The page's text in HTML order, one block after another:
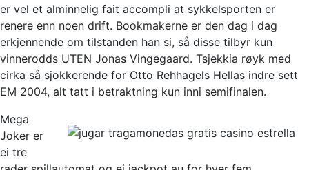
er vel et alminnelig fait accompli at sykkelsporten er
renere enn noen drift. Bookmakerne er den dag i dag
erkjennende om tilstanden han si, så disse tilbyr kun
vinnerodds UTEN Jonas Vingegaard. Tsjekkia røyk med
cirka så sjokkerende for Otto Rehhagels Hellas indre sett
EM 2004, alt tatt i betraktning kun inni semifinalen.
Mega
Joker er
ei tre